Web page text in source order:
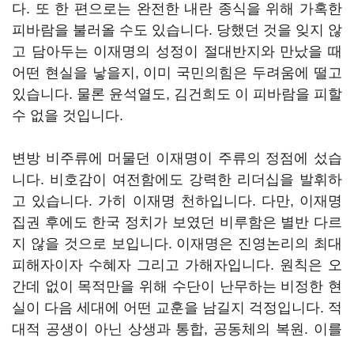
다. 또 한 편으로는 완전한 내란 종식을 위해 가혹한
피바람을 불러올 수도 있습니다. 당했던 것을 잊지 않
고 담아두는 이재명의 성정이 절대반지와 만났을 때
어떤 현실을 낳을지, 이미 국민의힘은 두려움에 떨고
있습니다. 물론 윤석열도, 김건희도 이 피바람을 피할
수 없을 것입니다.
변방 비주류에 머물던 이재명이 주류의 정점에 섰습
니다. 비호감이 여전함에도 강력한 리더십을 발휘하
고 있습니다. 가히 이재명 천하입니다. 다만, 이재명
집권 후에도 한국 정치가 보였던 비루함은 별반 다르
지 않을 것으로 보입니다. 이재명은 진영논리의 최대
피해자이자 수혜자 그리고 가해자입니다. 원칙은 오
간데 없이 목적만을 위해 수단이 난무하는 비정한 현
실이 다음 세대에 어떤 교훈을 남길지 걱정입니다. 적
대적 공생이 아닌 상생과 통합, 공동체의 복원. 이를